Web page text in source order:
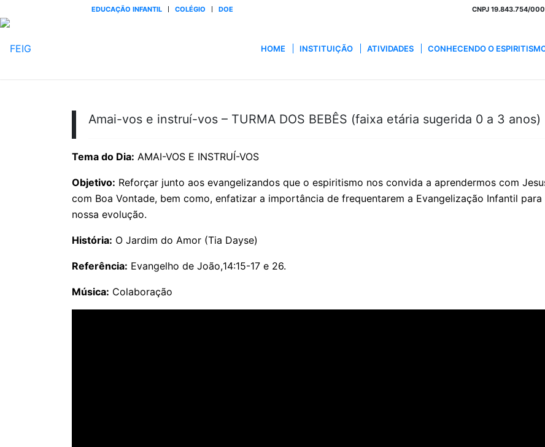
EDUCAÇÃO INFANTIL COLÉGIO DOE CNPJ 19.843.754/
HOME INSTITUIÇÃO ATIVIDADES CONHECENDO O
Amai-vos e instruí-vos – TURMA DOS BEBÊS (faixa etária sugerida 0 a 3 anos)
Tema do Dia: AMAI-VOS E INSTRUÍ-VOS
Objetivo: Reforçar junto aos evangelizandos que o espiritismo nos convida a aprendermos com
com Boa Vontade, bem como, enfatizar a importância de frequentarem a Evangelização Infantil
nossa evolução.
História: O Jardim do Amor (Tia Dayse)
Referência: Evangelho de João,14:15-17 e 26.
Música: Colaboração